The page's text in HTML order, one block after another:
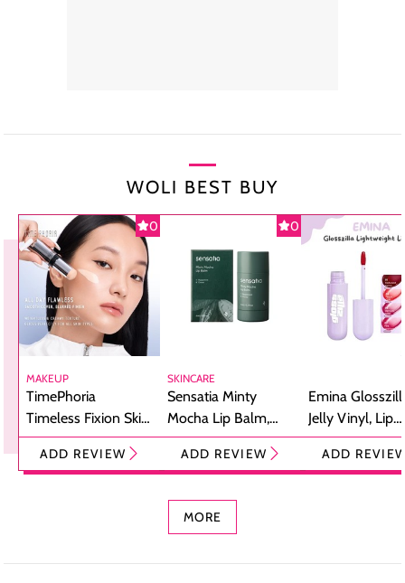
WOLI BEST BUY
0
MAKEUP
TimePhoria
Timeless Fixion Skin
Tint Stick,
Foundation dan
ADD REVIEW
0
SKINCARE
Sensatia Minty
Mocha Lip Balm,
Pelembap Bibir
dengan Aroma
ADD REVIEW
Emina
Jelly Vinyl, Lip
Cream Glossy
Ringan
ADD
MORE